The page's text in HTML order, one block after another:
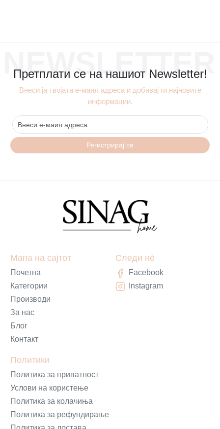
NEWSLETTER
Претплати се на нашиот Newsletter!
Внеси ја твојата е-маил адреса и добивај ги најновите
информации.
Регистрирај се
Мапа на сајтот
Почетна
Категории
Производи
За нас
Блог
Контакт
Политики
Политика за приватност
Услови на користење
Политика за колачиња
Политика за рефундирање
Следи нè
Facebook
Instagram